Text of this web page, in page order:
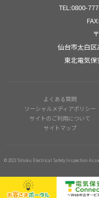
TEL:0800-
仙台市太白
東北電気
よくある質問
ソーシャルメディアポリシー
サイトのご利用について
サイトマップ
© 2023 Tohoku Electrical Safety Inspection